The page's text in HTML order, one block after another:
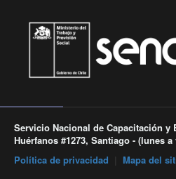
Servicio Nacional de Capacitación y
Huérfanos #1273, Santiago - (lunes
Política de privacidad
Mapa del